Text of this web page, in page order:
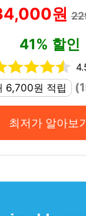
원
41% 할인
6,700원 적립
최저가 알아보